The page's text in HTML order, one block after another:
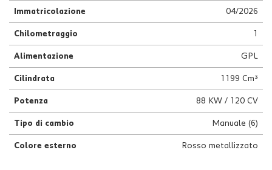
Immatricolazione 04/2026
Chilometraggio
Alimentazione GPL
Cilindrata 1199 Cm³
Potenza 88 KW / 120 CV
Tipo di cambio Manuale (6)
Colore esterno Rosso metallizzato
policy.
rivedere
e
modificare
le
tue
scelte
in
momento.